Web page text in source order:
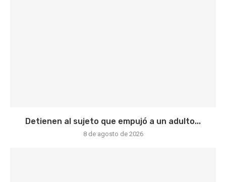
Detienen al sujeto que empujó a un adulto...
8 de agosto de 2026